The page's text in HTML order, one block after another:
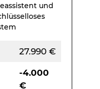
und
27.990 €
-4.000
€